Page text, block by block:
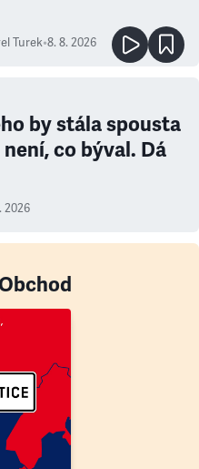
Turek•8. 8. 2026
by stála spousta
co býval. Dá
2026